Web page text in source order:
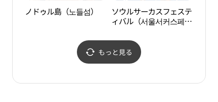
ノドゥル島（노들섬）
ソウルサーカスフェステ
ィバル（서울서커스페스
もっと見る